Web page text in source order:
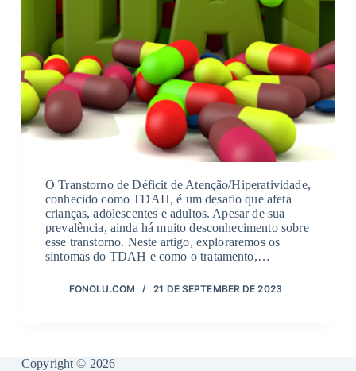
O Transtorno de Déficit de Atenção/Hiperatividade,
conhecido como TDAH, é um desafio que afeta
crianças, adolescentes e adultos. Apesar de sua
prevalência, ainda há muito desconhecimento sobre
esse transtorno. Neste artigo, exploraremos os
sintomas do TDAH e como o tratamento,…
FONOLU.COM 21 DE SEPTEMBER DE 2023
Copyright © 2026